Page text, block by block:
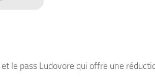
le pass Ludovore qui offre une